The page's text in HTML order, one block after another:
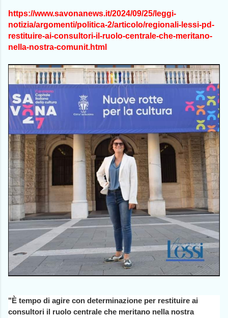
https://www.savonanews.it/2024/09/25/leggi-
notizia/argomenti/politica-2/articolo/regionali-lessi-pd-
restituire-ai-consultori-il-ruolo-centrale-che-meritano-
nella-nostra-comunit.html
"È tempo di agire con determinazione per restituire ai
consultori il ruolo centrale che meritano nella nostra